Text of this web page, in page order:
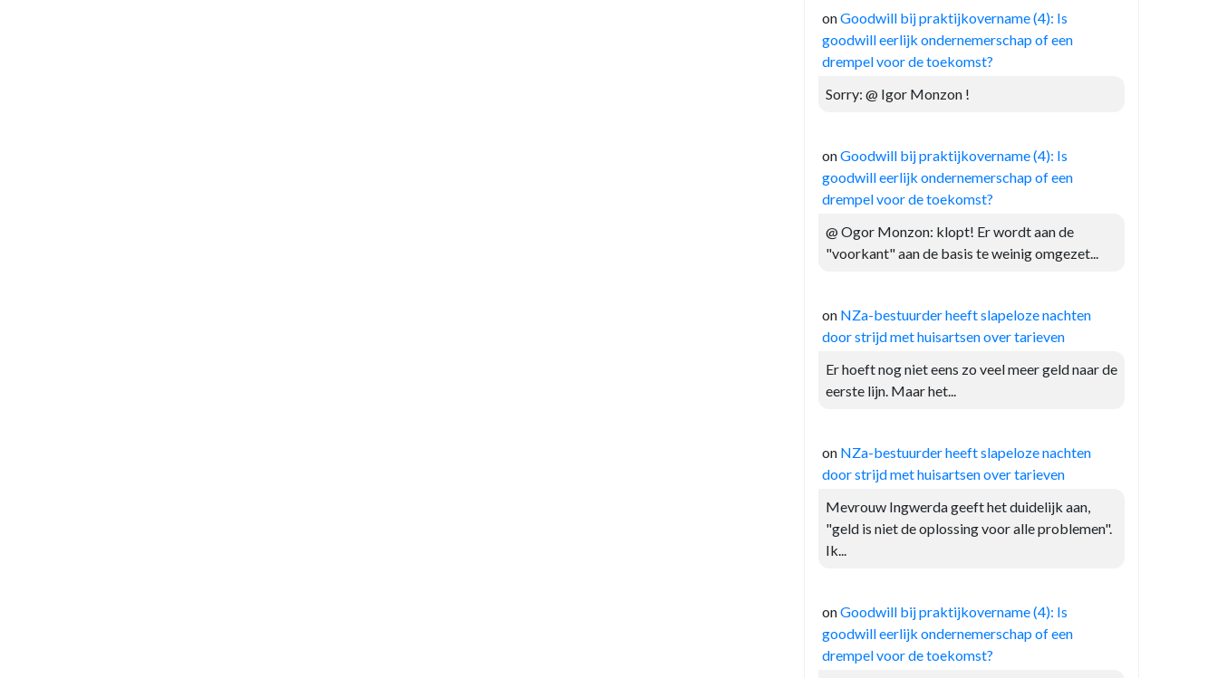
onGoodwill bij praktijkovername (4): Is
goodwill eerlijk ondernemerschap of een
drempel voor de toekomst?
Sorry: @ Igor Monzon !
onGoodwill bij praktijkovername (4): Is
goodwill eerlijk ondernemerschap of een
drempel voor de toekomst?
@ Ogor Monzon: klopt! Er wordt aan de
"voorkant" aan de basis te weinig omgezet...
on NZa-bestuurder heeft slapeloze nachten
door strijd met huisartsen over tarieven
Er hoeft nog niet eens zo veel meer geld naar de
eerste lijn. Maar het...
on NZa-bestuurder heeft slapeloze nachten
door strijd met huisartsen over tarieven
Mevrouw Ingwerda geeft het duidelijk aan,
"geld is niet de oplossing voor alle problemen".
Ik...
onGoodwill bij praktijkovername (4): Is
goodwill eerlijk ondernemerschap of een
drempel voor de toekomst?